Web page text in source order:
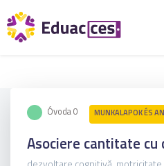
Óvoda 0 MUNKALAPOK ÉS
Asociere cantitate cu